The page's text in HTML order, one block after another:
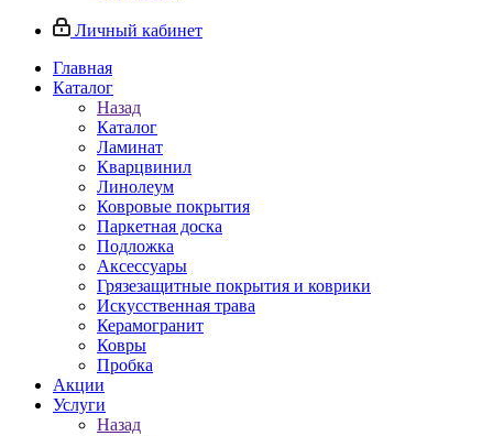
Личный кабинет
Главная
Каталог
Назад
Каталог
Ламинат
Кварцвинил
Линолеум
Ковровые покрытия
Паркетная доска
Подложка
Аксессуары
Грязезащитные покрытия и коврики
Искусственная трава
Керамогранит
Ковры
Пробка
Акции
Услуги
Назад